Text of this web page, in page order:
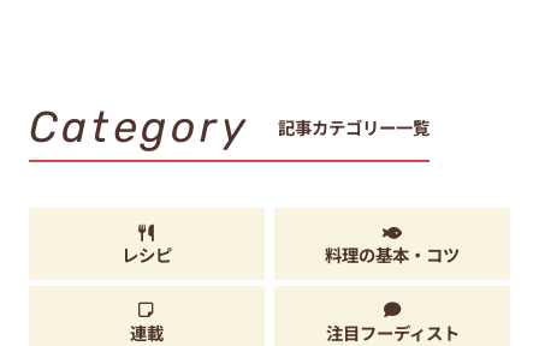
Category 記事カテゴリー一覧
レシピ 料理の基本・コツ
連載 注目フーディスト